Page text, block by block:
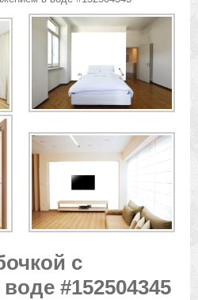
с
#152504345